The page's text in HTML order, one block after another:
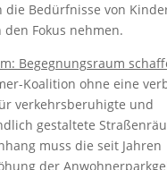
die Bedürfnisse von
den Fokus nehmen.
Begegnungsraum
Koalition ohne eine
verkehrsberuhigte und
gestaltete
muss die seit Jahren
der